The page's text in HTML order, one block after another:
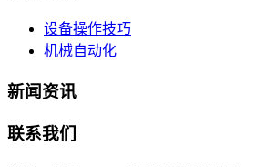
设备操作技巧
机械自动化
新闻资讯
联系我们